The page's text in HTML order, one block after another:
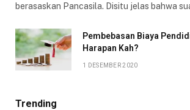
berasaskan Pancasila. Disitu jelas bahwa
Pembebasan Biaya
Harapan Kah?
1 DESEMBER 2020
Trending